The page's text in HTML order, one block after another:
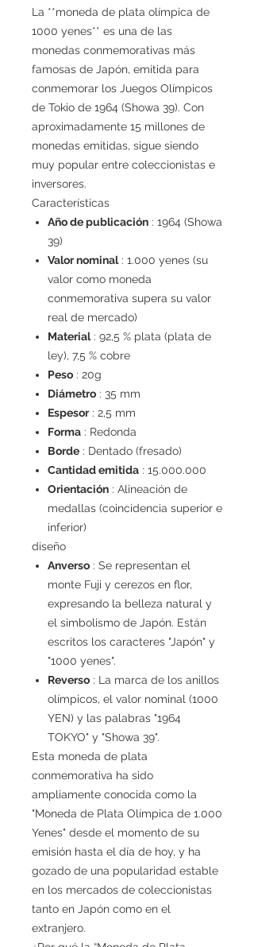
La **moneda de plata olímpica de
1000 yenes** es una de las
monedas conmemorativas más
famosas de Japón, emitida para
conmemorar los Juegos Olímpicos
de Tokio de 1964 (Showa 39). Con
aproximadamente 15 millones de
monedas emitidas, sigue siendo
muy popular entre coleccionistas e
inversores.
Características
Año de publicación : 1964 (Showa
39)
Valor nominal: 1.000 yenes (su
valor como moneda
conmemorativa supera su valor
real de mercado)
Material: 92,5 % plata (plata de
ley), 7,5 % cobre
Peso : 20g
Diámetro : 35 mm
Espesor: 2,5 mm
Forma : Redonda
Borde : Dentado (fresado)
Cantidad emitida : 15.000.000
Orientación : Alineación de
medallas (coincidencia superior e
inferior)
diseño
Anverso : Se representan el
monte Fuji y cerezos en flor,
expresando la belleza natural y
el simbolismo de Japón. Están
escritos los caracteres "Japón" y
"1000 yenes".
Reverso : La marca de los anillos
olímpicos, el valor nominal (1000
YEN) y las palabras "1964
TOKYO" y "Showa 39".
Esta moneda de plata
conmemorativa ha sido
ampliamente conocida como la
"Moneda de Plata Olímpica de 1.000
Yenes" desde el momento de su
emisión hasta el día de hoy, y ha
gozado de una popularidad estable
en los mercados de coleccionistas
tanto en Japón como en el
extranjero.